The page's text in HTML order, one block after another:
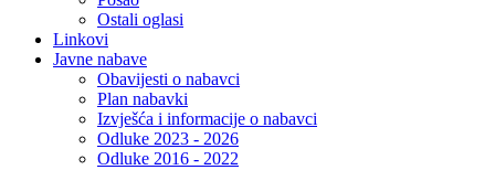
Ostali oglasi
Linkovi
Javne nabave
Obavijesti o nabavci
Plan nabavki
Izvješća i informacije o nabavci
Odluke 2023 - 2026
Odluke 2016 - 2022